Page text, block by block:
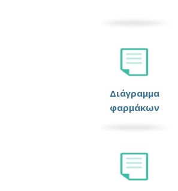
Διάγραμμα
φαρμάκων